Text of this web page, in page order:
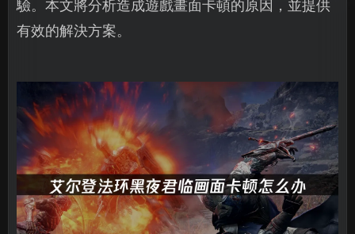
驗。本文將分析造成遊戲畫面卡頓的原因，並提供
有效的解決方案。